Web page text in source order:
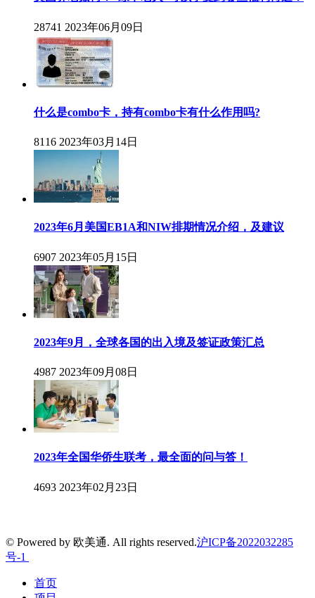
28741 2023年06月09日
什么是combo卡，持有combo卡有什么作用吗?
8116 2023年03月14日
2023年6月美国EB1A和NIW排期情况介绍，及建议
6907 2023年05月15日
2023年9月，全球各国的出入境及签证政策汇总
4987 2023年09月08日
2023年全国华侨生联考，最全面的问与答！
4693 2023年02月23日
© Powered by 欧美通. All rights reserved.沪ICP备2022032285
号-1
首页